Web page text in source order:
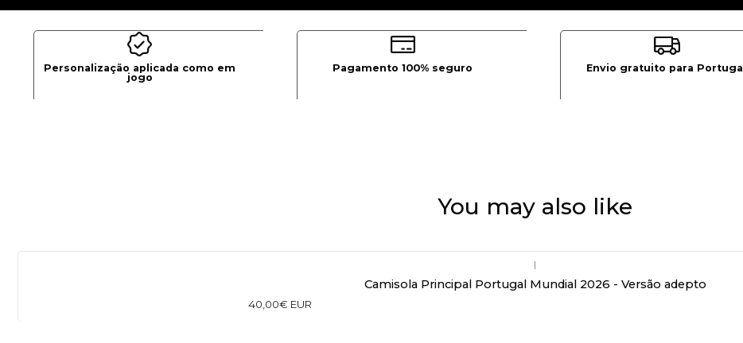
Personalização aplicada como em
jogo
Pagamento 100% seguro Envio gratuito para Portugal
You may also like
|
Camisola Principal Portugal Mundial 2026 - Versão adepto
40,00€ EUR